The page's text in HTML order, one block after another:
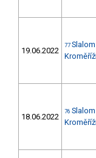
19.06.2022
77
18.06.2022
76